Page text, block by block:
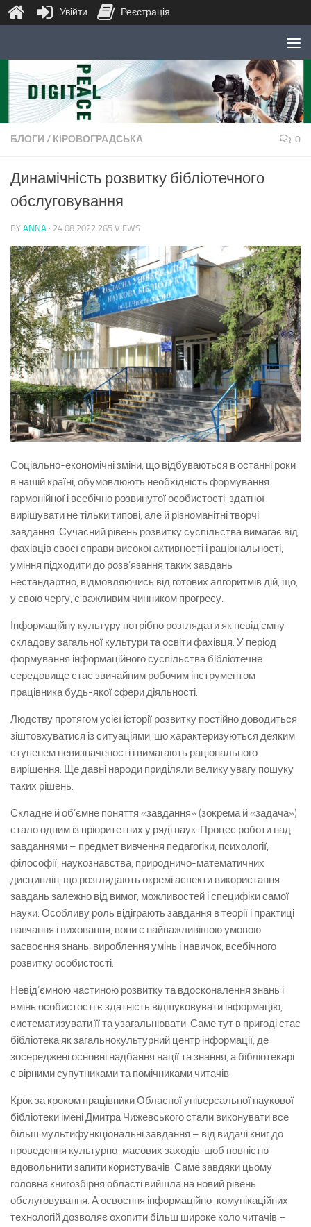
Skip to content
БЛОГИ / КІРОВОГРАДСЬКА 0
Динамічність розвитку бібліотечного
обслуговування
BY ANNA · 24.08.2022 265 VIEWS
Соціально-економічні зміни, що відбуваються в останні роки
в нашій країні, обумовлюють необхідність формування
гармонійної і всебічно розвинутої особистості, здатної
вирішувати не тільки типові, але й різноманітні творчі
завдання. Сучасний рівень розвитку суспільства вимагає від
фахівців своєї справи високої активності і раціональності,
уміння підходити до розв’язання таких завдань
нестандартно, відмовляючись від готових алгоритмів дій, що,
у свою чергу, є важливим чинником прогресу.
Інформаційну культуру потрібно розглядати як невід’ємну
складову загальної культури та освіти фахівця. У період
формування інформаційного суспільства бібліотечне
середовище стає звичайним робочим інструментом
працівника будь-якої сфери діяльності.
Людству протягом усієї історії розвитку постійно доводиться
зіштовхуватися із ситуаціями, що характеризуються деяким
ступенем невизначеності і вимагають раціонального
вирішення. Ще давні народи приділяли велику увагу пошуку
таких рішень.
Складне й об’ємне поняття «завдання» (зокрема й «задача»)
стало одним із пріоритетних у ряді наук. Процес роботи над
завданнями – предмет вивчення педагогіки, психології,
філософії, наукознавства, природничо-математичних
дисциплін, що розглядають окремі аспекти використання
завдань залежно від вимог, можливостей і специфіки самої
науки. Особливу роль відіграють завдання в теорії і практиці
навчання і виховання, вони є найважливішою умовою
засвоєння знань, вироблення умінь і навичок, всебічного
розвитку особистості.
Невід’ємною частиною розвитку та вдосконалення знань і
вмінь особистості є здатність відшуковувати інформацію,
систематизувати її та узагальнювати. Саме тут в пригоді стає
бібліотека як загальнокультурний центр інформації, де
зосереджені основні надбання нації та знання, а бібліотекарі
є вірними супутниками та помічниками читачів.
Крок за кроком працівники Обласної універсальної наукової
бібліотеки імені Дмитра Чижевського стали виконувати все
більш мультифункціональні завдання – від видачі книг до
проведення культурно-масових заходів, щоб повністю
вдовольнити запити користувачів. Саме завдяки цьому
головна книгозбірня області вийшла на новий рівень
обслуговування. А освоєння інформаційно-комунікаційних
технологій дозволяє охопити більш широке коло читачів –
Увійти Реєстрація